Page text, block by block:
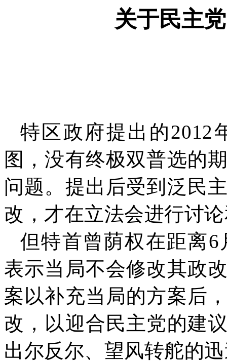
关于民主
特区政府提出的2012
图，没有终极双普选的
问题。提出后受到泛民
改，才在立法会进行讨
但特首曾荫权在距离6
表示当局不会修改其政
案以补充当局的方案后
改，以迎合民主党的建
出尔反尔、望风转舵的